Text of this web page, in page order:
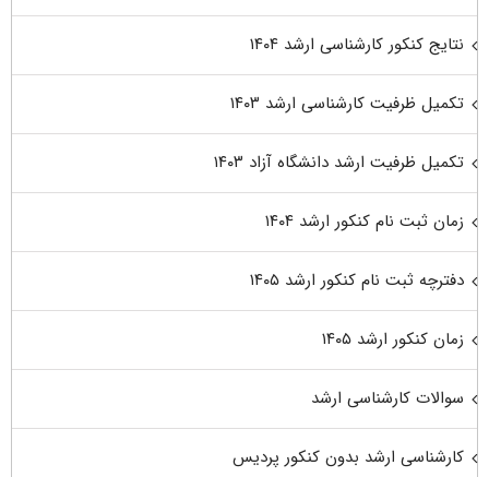
نتایج کنکور کارشناسی ارشد ۱۴۰۴
تکمیل ظرفیت کارشناسی ارشد ۱۴۰۳
تکمیل ظرفیت ارشد دانشگاه آزاد ۱۴۰۳
زمان ثبت نام کنکور ارشد ۱۴۰۴
دفترچه ثبت نام کنکور ارشد ۱۴۰۵
زمان کنکور ارشد ۱۴۰۵
سوالات کارشناسی ارشد
کارشناسی ارشد بدون کنکور پردیس